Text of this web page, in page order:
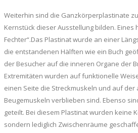
Weiterhin sind die Ganzkörperplastinate
Kernstück dieser Ausstellung bilden. Eines
Fechter“.Das Plastinat wurde an einer
die entstandenen Hälften wie ein Buch
der Besucher auf die inneren Organe der
Extremitäten wurden auf funktionelle
einen Seite die Streckmuskeln und auf der
Beugemuskeln verblieben sind. Ebenso
geteilt. Bei diesem Plastinat wurden keine
sondern lediglich Zwischenräume